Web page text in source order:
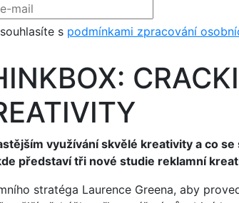
s podmínkami zpracování
využívání skvělé kreativity a co
představí tři nové studie reklamní
stratéga Laurence Greena, aby